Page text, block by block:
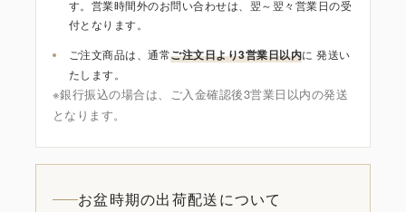
す。営業時間外のお問い合わせは、翌～翌々営業日の受
付となります。
ご注文商品は、通常ご注文日より3営業日以内に 発送い
たします。
※銀行振込の場合は、ご入金確認後3営業日以内の発送
となります。
お盆時期の出荷配送について